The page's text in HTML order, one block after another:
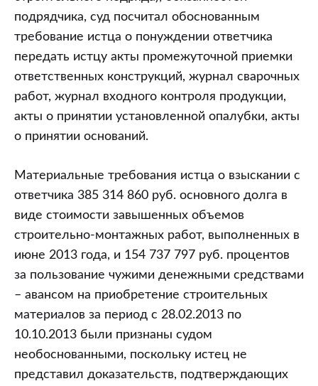
подрядчика, суд посчитал обоснованным
требование истца о понуждении ответчика
передать истцу акты промежуточной приемки
ответственных конструкций, журнал сварочных
работ, журнал входного контроля продукции,
акты о принятии установленной опалубки, акты
о принятии оснований.
Материальные требования истца о взыскании с
ответчика 385 314 860 руб. основного долга в
виде стоимости завышенных объемов
строительно-монтажных работ, выполненных в
июне 2013 года, и 154 737 797 руб. процентов
за пользование чужими денежными средствами
– авансом на приобретение строительных
материалов за период с 28.02.2013 по
10.10.2013 были признаны судом
необоснованными, поскольку истец не
представил доказательств, подтверждающих